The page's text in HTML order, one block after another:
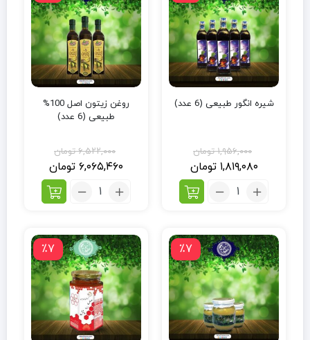
شیره انگور طبیعی (6 عدد)
۱,۹۵۶,۰۰۰ تومان
۱,۸۱۹,۰۸۰ تومان
روغن زیتون اصل 100%
طبیعی (6 عدد)
۶,۵۲۲,۰۰۰ تومان
۶,۰۶۵,۴۶۰ تومان
٪7 ٪7